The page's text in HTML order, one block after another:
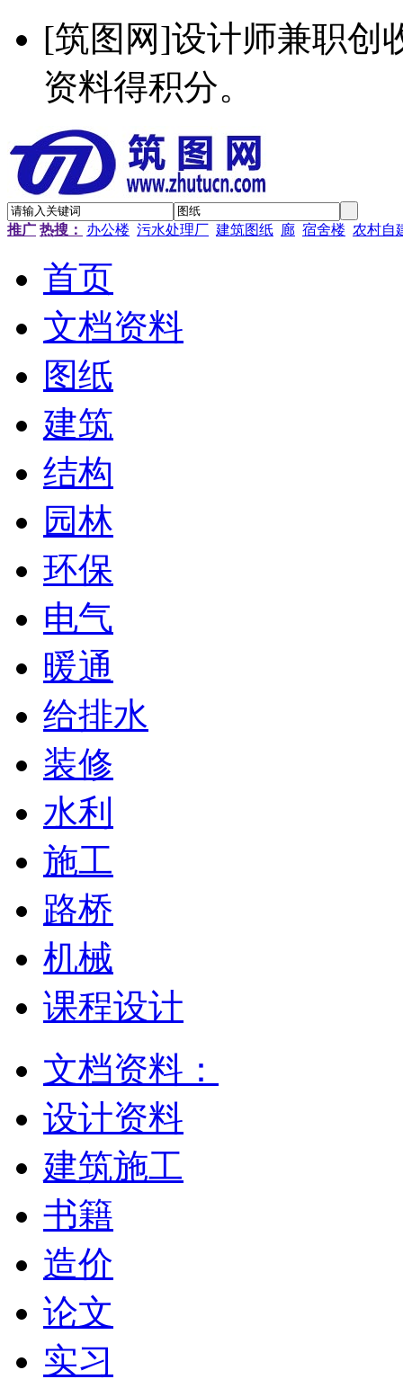
[筑图网]设计师兼职创
资料得积分。
推广 热搜： 办公楼 污水处理厂 建筑图纸 廊 宿舍楼 农村自
首页
文档资料
图纸
建筑
结构
园林
环保
电气
暖通
给排水
装修
水利
施工
路桥
机械
课程设计
文档资料：
设计资料
建筑施工
书籍
造价
论文
实习